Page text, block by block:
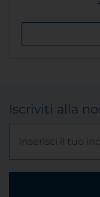
Iscriviti alla